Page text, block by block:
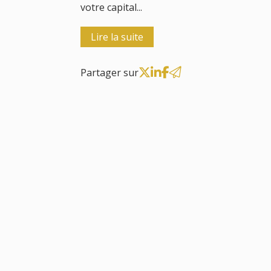
votre capital...
Lire la suite
Partager sur